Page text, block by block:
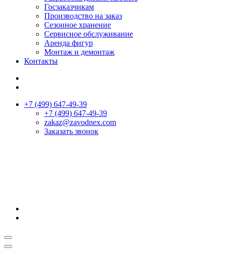
Госзаказчикам
Производство на заказ
Сезонное хранение
Сервисное обслуживание
Аренда фигур
Монтаж и демонтаж
Контакты
+7 (499) 647-49-39
+7 (499) 647-49-39
zakaz@zavodnex.сom
Заказать звонок